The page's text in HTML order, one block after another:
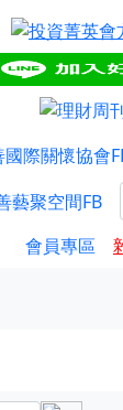
會員專區